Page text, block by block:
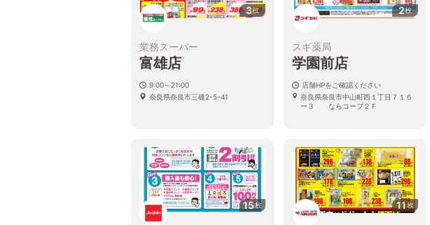
3枚
業務スーパー
富雄店
9:00～21:00
奈良県奈良市三碓2-5-41
2枚
スギ薬局
学園前店
店舗HPをご確認ください
奈良県奈良市中山町西１丁目７１６
ー３ ならコープ２Ｆ
15枚 11枚